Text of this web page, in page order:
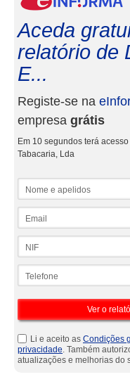
Aceda
relatório de
E...
Registe-se na
empresa grátis
Em 10 segundos terá
Tabacaria, Lda
Li e aceito as Condições
privacidade. Também
atualizações e melhorias do